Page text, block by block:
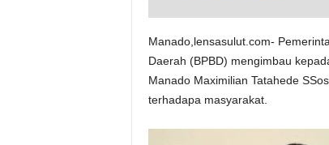
Manado,lensasulut.com-
Daerah (BPBD) mengimbau
Manado Maximilian Tatahede
terhadapa masyarakat.